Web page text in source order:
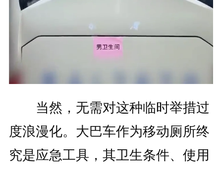
当然，无需对这种临时举措过
度浪漫化。大巴车作为移动厕所终
究是应急工具，其卫生条件、使用